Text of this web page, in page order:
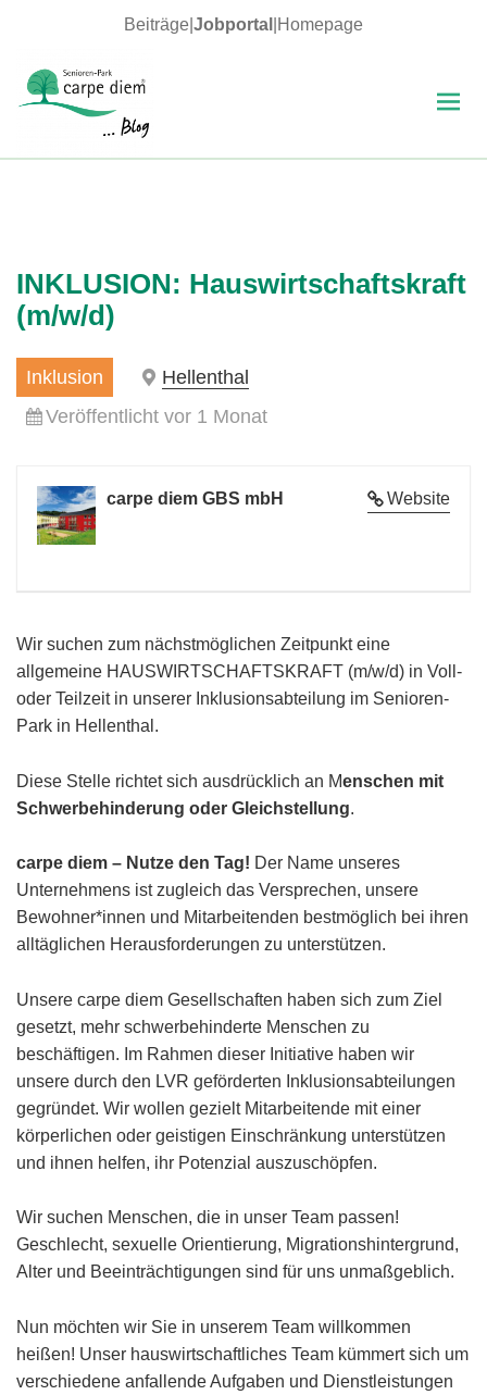
Beiträge Jobportal Homepage
INKLUSION: Hauswirtschaftskraft
(m/w/d)
Inklusion
Hellenthal
Veröffentlicht vor 1 Monat
Website
carpe diem GBS mbH
Wir suchen zum nächstmöglichen Zeitpunkt eine
allgemeine HAUSWIRTSCHAFTSKRAFT (m/w/d) in Voll-
oder Teilzeit in unserer Inklusionsabteilung im Senioren-
Park in Hellenthal.
Diese Stelle richtet sich ausdrücklich an Menschen mit
Schwerbehinderung oder Gleichstellung.
carpe diem – Nutze den Tag! Der Name unseres
Unternehmens ist zugleich das Versprechen, unsere
Bewohner*innen und Mitarbeitenden bestmöglich bei ihren
alltäglichen Herausforderungen zu unterstützen.
Unsere carpe diem Gesellschaften haben sich zum Ziel
gesetzt, mehr schwerbehinderte Menschen zu
beschäftigen. Im Rahmen dieser Initiative haben wir
unsere durch den LVR geförderten Inklusionsabteilungen
gegründet. Wir wollen gezielt Mitarbeitende mit einer
körperlichen oder geistigen Einschränkung unterstützen
und ihnen helfen, ihr Potenzial auszuschöpfen.
Wir suchen Menschen, die in unser Team passen!
Geschlecht, sexuelle Orientierung, Migrationshintergrund,
Alter und Beeinträchtigungen sind für uns unmaßgeblich.
Nun möchten wir Sie in unserem Team willkommen
heißen! Unser hauswirtschaftliches Team kümmert sich um
verschiedene anfallende Aufgaben und Dienstleistungen